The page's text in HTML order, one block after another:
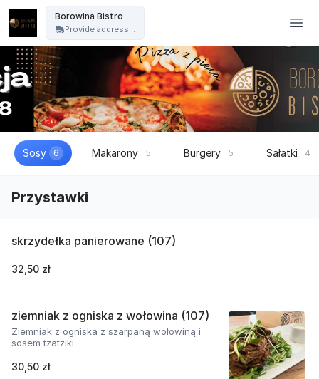
Borowina Bistro
Provide address...
Sosy 6 Makarony 5 Burgery 5 Sałatki 4
Przystawki
skrzydełka panierowane (107)
32,50 zł
ziemniak z ogniska z wołowina (107)
Ziemniak z ogniska z szarpaną wołowiną i
sosem tzatziki
30,50 zł